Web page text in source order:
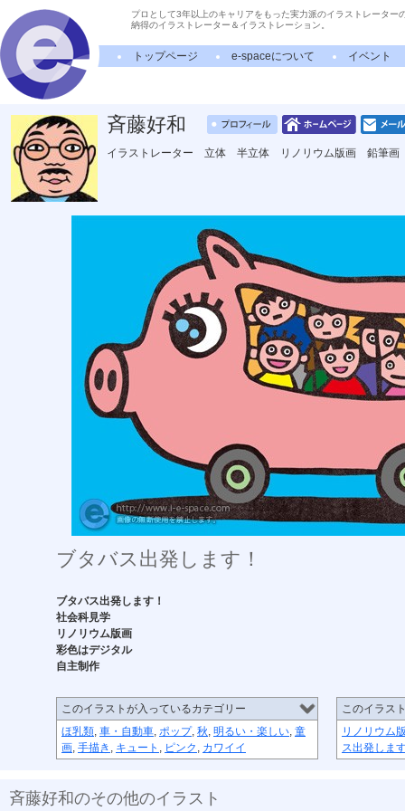
プロとして3年以上のキャリアをもった実力派のイラストレーター
納得のイラストレーター＆イラストレーション。
トップページ e-spaceについて イベント
斉藤好和
イラストレーター 立体 半立体 リノリウム版画 鉛筆画
ブタバス出発します！
ブタバス出発します！
社会科見学
リノリウム版画
彩色はデジタル
自主制作
このイラストが入っているカテゴリー
ほ乳類, 車・自動車, ポップ, 秋, 明るい・楽しい, 童
画, 手描き , キュート , ピンク , カワイイ
このイラス
リノリウム
ス出発しま
斉藤好和のその他のイラスト
植物のチカラ 組み合わせ 植木鉢